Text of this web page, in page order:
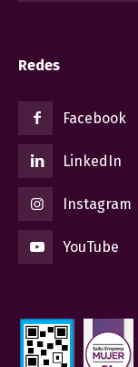
Redes
Facebook
LinkedIn
Instagram
YouTube